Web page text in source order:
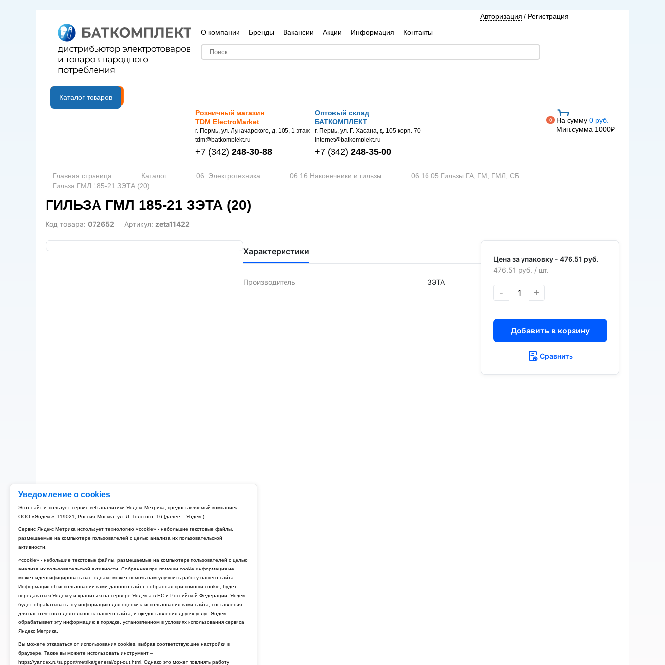
Уведомление о cookies
Этот сайт использует сервис веб-аналитики Яндекс Метрика, предоставляемый компанией
ООО «Яндекс», 119021, Россия, Москва, ул. Л. Толстого, 16 (далее – Яндекс)
Сервис Яндекс Метрика использует технологию «cookie» - небольшие текстовые файлы,
размещаемые на компьютере пользователей с целью анализа их пользовательской
активности.
«cookie» - небольшие текстовые файлы, размещаемые на компьютере пользователей с целью
анализа их пользовательской активности. Собранная при помощи cookie информация не
может идентифицировать вас, однако может помочь нам улучшить работу нашего сайта.
Информация об использовании вами данного сайта, собранная при помощи cookie, будет
передаваться Яндексу и храниться на сервере Яндекса в ЕС и Российской Федерации. Яндекс
будет обрабатывать эту информацию для оценки и использования вами сайта, составления
для нас отчетов о деятельности нашего сайта, и предоставления других услуг. Яндекс
обрабатывает эту информацию в порядке, установленном в условиях использования сервиса
Яндекс Метрика.
Вы можете отказаться от использования cookies, выбрав соответствующие настройки в
браузере. Также вы можете использовать инструмент –
https://yandex.ru/support/metrika/general/opt-out.html. Однако это может повлиять работу
О компании Бренды Вакансии Акции Информация Контакты
Авторизация / Регистрация
B2B портал
Каталог товаров
Розничный магазин
TDM ElectroMarket
г. Пермь, ул. Луначарского, д. 105, 1 этаж
tdm@batkomplekt.ru
+7 (342) 248-30-88
Оптовый склад
БАТКОМПЛЕКТ
г. Пермь, ул. Г. Хасана, д. 105 корп. 70
internet@batkomplekt.ru
+7 (342) 248-35-00
0 На сумму 0 руб.
Мин.сумма 1000₽
Главная страница Каталог 06. Электротехника 06.16 Наконечники и гильзы
06.16.05 Гильзы ГА, ГМ, ГМЛ, СБ
Гильза ГМЛ 185-21 ЗЭТА (20)
ГИЛЬЗА ГМЛ 185-21 ЗЭТА (20)
Код товара: 072652 Артикул: zeta11422
Характеристики
Производитель ЗЭТА
Цена за упаковку - 476.51 руб.
476.51 руб. / шт.
- +
Добавить в корзину
Сравнить